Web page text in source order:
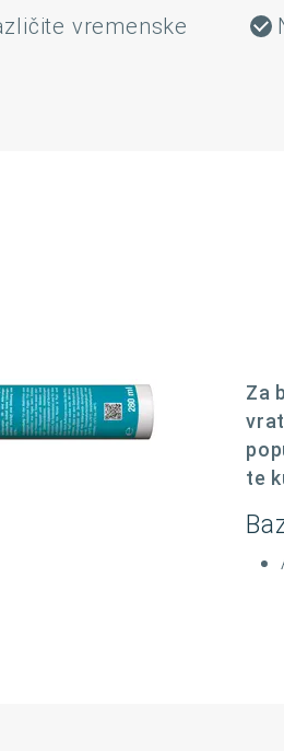
vremenske
Za
te